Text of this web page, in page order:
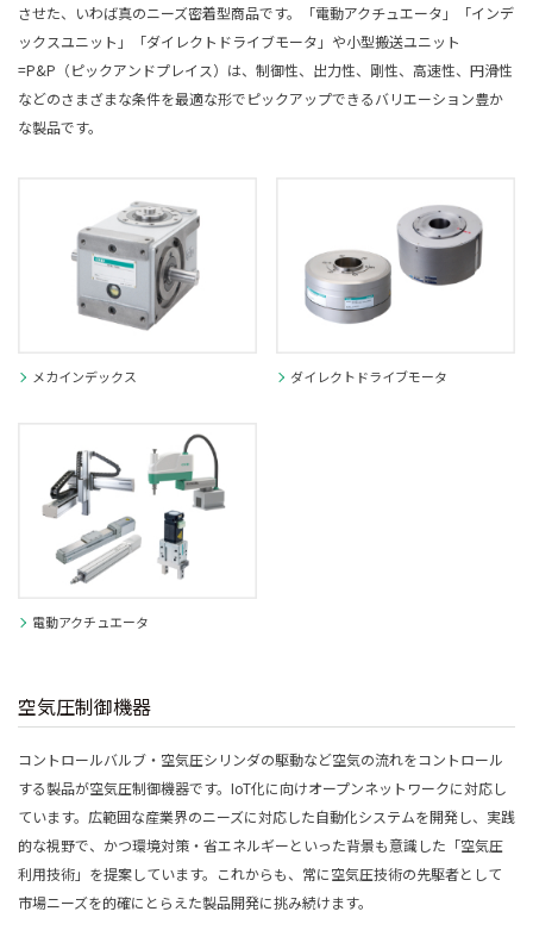
させた、いわば真のニーズ密着型商品です。「電動アクチュエータ」「インデ
ックスユニット」「ダイレクトドライブモータ」や小型搬送ユニット
=P&P（ピックアンドプレイス）は、制御性、出力性、剛性、高速性、円滑性
などのさまざまな条件を最適な形でピックアップできるバリエーション豊か
な製品です。
メカインデックス ダイレクトドライブモータ
電動アクチュエータ
空気圧制御機器
コントロールバルブ・空気圧シリンダの駆動など空気の流れをコントロール
する製品が空気圧制御機器です。IoT化に向けオープンネットワークに対応し
ています。広範囲な産業界のニーズに対応した自動化システムを開発し、実践
的な視野で、かつ環境対策・省エネルギーといった背景も意識した「空気圧
利用技術」を提案しています。これからも、常に空気圧技術の先駆者として
市場ニーズを的確にとらえた製品開発に挑み続けます。